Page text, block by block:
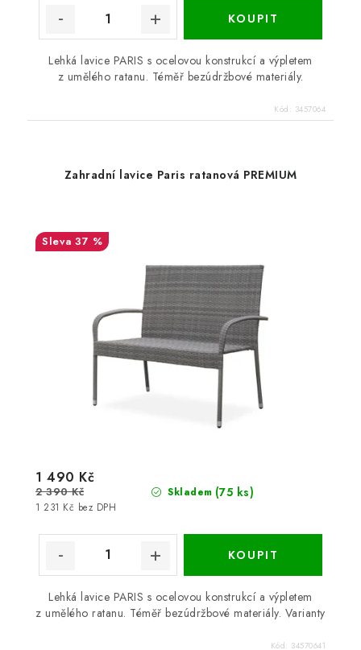
Lehká lavice PARIS s ocelovou konstrukcí a výpletem
z umělého ratanu. Téměř bezúdržbové materiály.
Kód: 3457064
Zahradní lavice Paris ratanová PREMIUM
37 %
Skladem (75 ks)
1 231 Kč bez DPH
1 490 Kč
2 390 Kč
Lehká lavice PARIS s ocelovou konstrukcí a výpletem
z umělého ratanu. Téměř bezúdržbové materiály. Varianty
Kód: 34570641